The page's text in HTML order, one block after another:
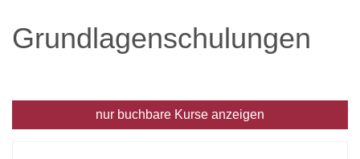
Grundlagenschulungen
nur buchbare Kurse anzeigen